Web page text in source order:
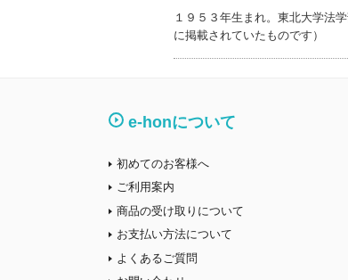
１９５３年生まれ。東北大学法
に掲載されていたものです）
e-honについて
初めてのお客様へ
ご利用案内
商品の受け取りについて
お支払い方法について
よくあるご質問